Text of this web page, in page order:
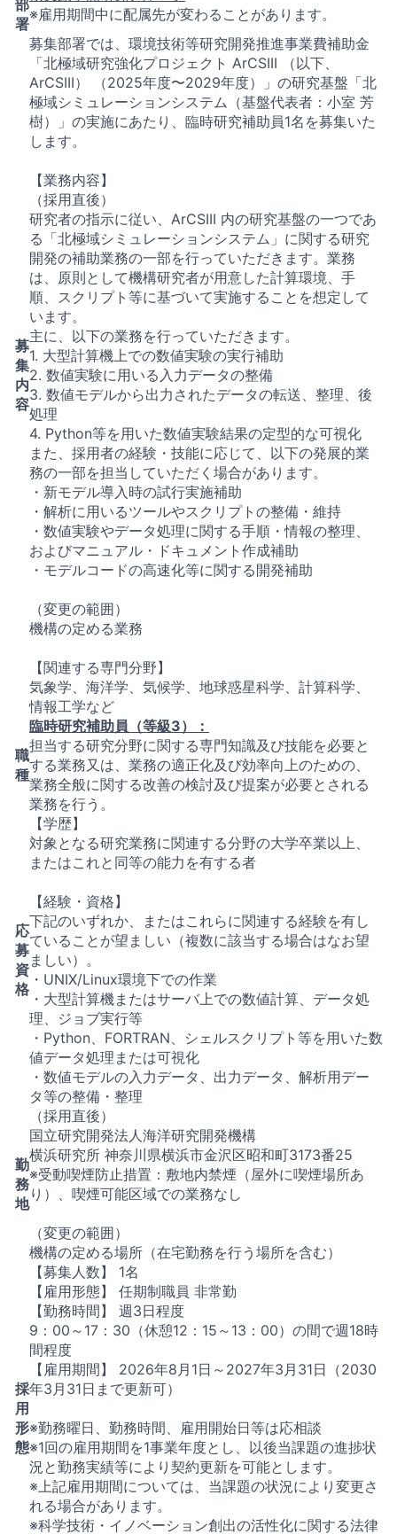
部
署
※雇用期間中に配属先が変わることがあります。
募
集
内
容
募集部署では、環境技術等研究開発推進事業費補助金
「北極域研究強化プロジェクト ArCSIII （以下、
ArCSIII） （2025年度〜2029年度）」の研究基盤「北
極域シミュレーションシステム（基盤代表者：小室 芳
樹）」の実施にあたり、臨時研究補助員1名を募集いた
します。
【業務内容】
（採用直後）
研究者の指示に従い、ArCSIII 内の研究基盤の一つであ
る「北極域シミュレーションシステム」に関する研究
開発の補助業務の一部を行っていただきます。業務
は、原則として機構研究者が用意した計算環境、手
順、スクリプト等に基づいて実施することを想定して
います。
主に、以下の業務を行っていただきます。
1. 大型計算機上での数値実験の実行補助
2. 数値実験に用いる入力データの整備
3. 数値モデルから出力されたデータの転送、整理、後
処理
4. Python等を用いた数値実験結果の定型的な可視化
また、採用者の経験・技能に応じて、以下の発展的業
務の一部を担当していただく場合があります。
・新モデル導入時の試行実施補助
・解析に用いるツールやスクリプトの整備・維持
・数値実験やデータ処理に関する手順・情報の整理、
およびマニュアル・ドキュメント作成補助
・モデルコードの高速化等に関する開発補助
（変更の範囲）
機構の定める業務
【関連する専門分野】
気象学、海洋学、気候学、地球惑星科学、計算科学、
情報工学など
職
種
臨時研究補助員（等級3）：
担当する研究分野に関する専門知識及び技能を必要と
する業務又は、業務の適正化及び効率向上のための、
業務全般に関する改善の検討及び提案が必要とされる
業務を行う。
応
募
資
格
【学歴】
対象となる研究業務に関連する分野の大学卒業以上、
またはこれと同等の能力を有する者
【経験・資格】
下記のいずれか、またはこれらに関連する経験を有し
ていることが望ましい（複数に該当する場合はなお望
ましい）。
・UNIX/Linux環境下での作業
・大型計算機またはサーバ上での数値計算、データ処
理、ジョブ実行等
・Python、FORTRAN、シェルスクリプト等を用いた数
値データ処理または可視化
・数値モデルの入力データ、出力データ、解析用デー
タ等の整備・整理
勤
務
地
（採用直後）
国立研究開発法人海洋研究開発機構
横浜研究所 神奈川県横浜市金沢区昭和町3173番25
※受動喫煙防止措置：敷地内禁煙（屋外に喫煙場所あ
り）、喫煙可能区域での業務なし
（変更の範囲）
機構の定める場所（在宅勤務を行う場所を含む）
採
用
形
態
【募集人数】 1名
【雇用形態】 任期制職員 非常勤
【勤務時間】 週3日程度
9：00～17：30（休憩12：15～13：00）の間で週18時
間程度
【雇用期間】 2026年8月1日～2027年3月31日（2030
年3月31日まで更新可）
※勤務曜日、勤務時間、雇用開始日等は応相談
※1回の雇用期間を1事業年度とし、以後当課題の進捗状
況と勤務実績等により契約更新を可能とします。
※上記雇用期間については、当課題の状況により変更さ
れる場合があります。
※科学技術・イノベーション創出の活性化に関する法律